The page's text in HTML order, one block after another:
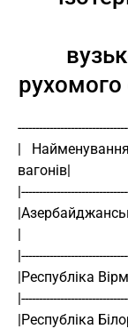
рухомого
|
вагонів|
|
|Республіка
|Республіка